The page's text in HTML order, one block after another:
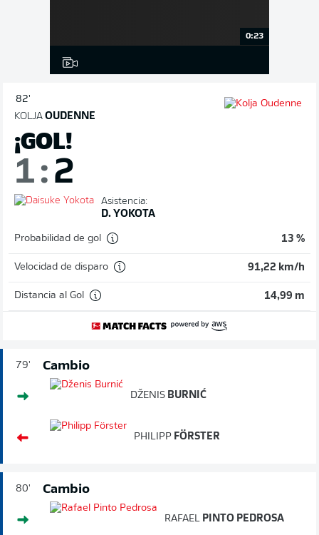
0:23
82'
KOLJA OUDENNE
¡GOL!
1: 2
Asistencia:
D. YOKOTA
Probabilidad de gol 13 %
Velocidad de disparo 91,22 km/h
Distancia al Gol 14,99 m
79' Cambio
DŽENIS BURNIĆ
PHILIPP FÖRSTER
80' Cambio
RAFAEL PINTO PEDROSA